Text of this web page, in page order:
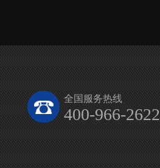
全国服务热线
400-966-2622